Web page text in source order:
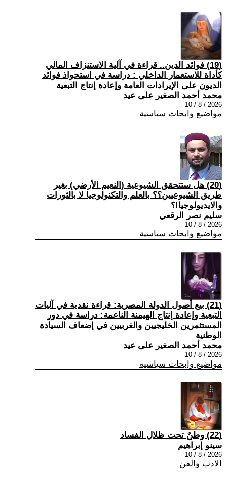
(19) فوائد الدين.. قراءة في آلية الاستنزاف المالي
كأداة للاستعمار الداخلي : دراسة في استحواذ فوائد
الديون على الإيرادات العامة وإعادة إنتاج التبعية
محمد أحمد الصغير على عيد
2026 / 8 / 10
مواضيع وابحاث سياسية
(20) هل ستتحقق الشيوعية (النعيم الأرضي) بغير
طريق الشيوعيين؟؟ بالعلم والتكنولوجيا لا بالثورات
والايديولوجيا!؟
سليم نصر الرقعي
2026 / 8 / 10
مواضيع وابحاث سياسية
(21) بيع أصول الدولة المصرية: قراءة نقدية في آليات
التبعية وإعادة إنتاج الهيمنة الناعمة: دراسة في دور
المستثمرين الخليجيين والغربيين في إضعاف السيادة
الوطنية
محمد أحمد الصغير على عيد
2026 / 8 / 10
مواضيع وابحاث سياسية
(22) وطنٌ تحت ظلال الفساد
سينو إبراهيم
2026 / 8 / 10
الادب والفن